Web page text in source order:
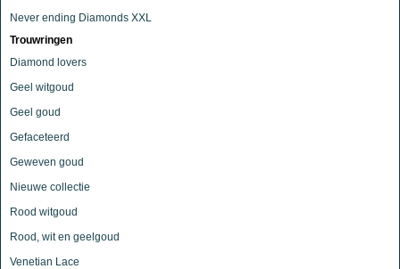
Never ending Diamonds XXL
Trouwringen
Diamond lovers
Geel witgoud
Geel goud
Gefaceteerd
Geweven goud
Nieuwe collectie
Rood witgoud
Rood, wit en geelgoud
Venetian Lace